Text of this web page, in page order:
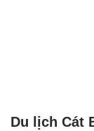
Du lịch Cát